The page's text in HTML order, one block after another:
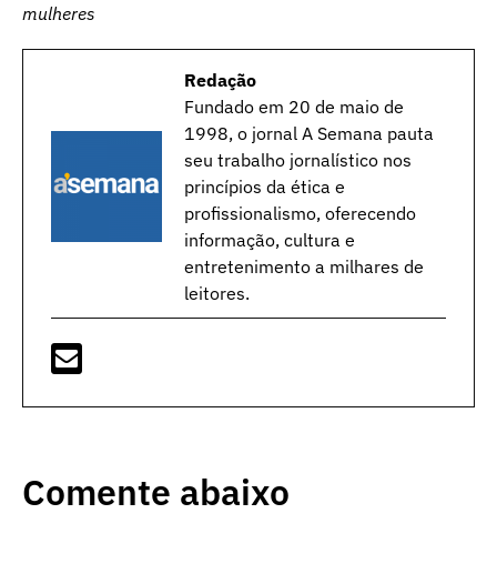
mulheres
Redação
Fundado em 20 de maio de
1998, o jornal A Semana pauta
seu trabalho jornalístico nos
princípios da ética e
profissionalismo, oferecendo
informação, cultura e
entretenimento a milhares de
leitores.
Comente abaixo